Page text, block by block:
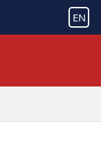
EN